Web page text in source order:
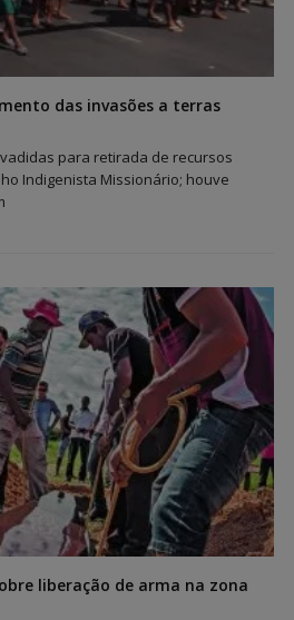
das invasões a terras
para retirada de recursos
Indigenista Missionário; houve
liberação de arma na zona